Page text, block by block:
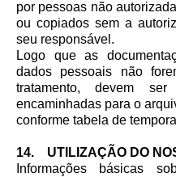
por pessoas não
ou copiados sem a
seu responsável.
Logo que as
dados pessoais não
tratamento, devem
encaminhadas para o
conforme tabela de
14. UTILIZAÇÃO DO
Informações básicas